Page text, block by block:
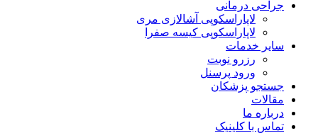
جراحی درمانی
لاپاراسکوپی آشالازی مری
لاپاراسکوپی کیسه صفرا
سایر خدمات
رزرو نوبت
ورود پرسنل
جستجو پزشکان
مقالات
درباره ما
تماس با کلینیک